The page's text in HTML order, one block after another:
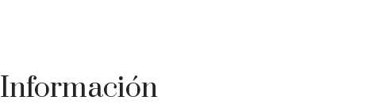
Información